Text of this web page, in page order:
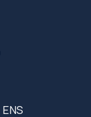
ENS